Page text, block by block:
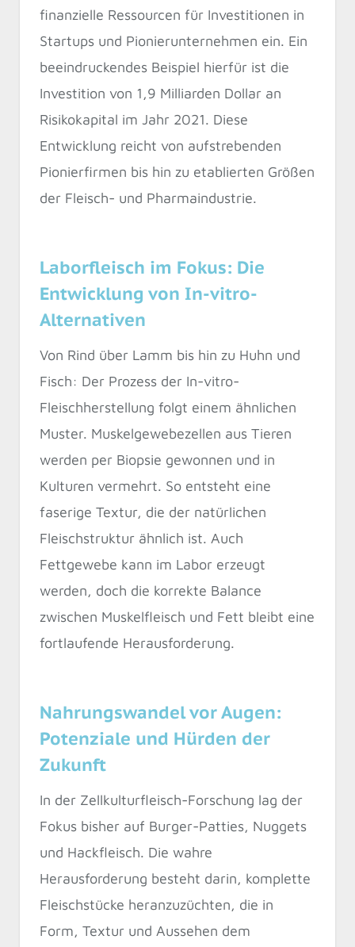
finanzielle Ressourcen für Investitionen in
Startups und Pionierunternehmen ein. Ein
beeindruckendes Beispiel hierfür ist die
Investition von 1,9 Milliarden Dollar an
Risikokapital im Jahr 2021. Diese
Entwicklung reicht von aufstrebenden
Pionierfirmen bis hin zu etablierten Größen
der Fleisch- und Pharmaindustrie.
Laborfleisch im Fokus: Die
Entwicklung von In-vitro-
Alternativen
Von Rind über Lamm bis hin zu Huhn und
Fisch: Der Prozess der In-vitro-
Fleischherstellung folgt einem ähnlichen
Muster. Muskelgewebezellen aus Tieren
werden per Biopsie gewonnen und in
Kulturen vermehrt. So entsteht eine
faserige Textur, die der natürlichen
Fleischstruktur ähnlich ist. Auch
Fettgewebe kann im Labor erzeugt
werden, doch die korrekte Balance
zwischen Muskelfleisch und Fett bleibt eine
fortlaufende Herausforderung.
Nahrungswandel vor Augen:
Potenziale und Hürden der
Zukunft
In der Zellkulturfleisch-Forschung lag der
Fokus bisher auf Burger-Patties, Nuggets
und Hackfleisch. Die wahre
Herausforderung besteht darin, komplette
Fleischstücke heranzuzüchten, die in
Form, Textur und Aussehen dem